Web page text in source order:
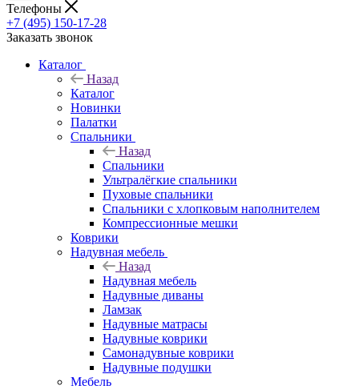
Телефоны
+7 (495) 150-17-28
Заказать звонок
Каталог
Назад
Каталог
Новинки
Палатки
Спальники
Назад
Спальники
Ультралёгкие спальники
Пуховые спальники
Спальники с хлопковым наполнителем
Компрессионные мешки
Коврики
Надувная мебель
Назад
Надувная мебель
Надувные диваны
Ламзак
Надувные матрасы
Надувные коврики
Самонадувные коврики
Надувные подушки
Мебель